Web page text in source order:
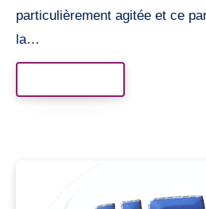
particulièrement agitée et ce
la…